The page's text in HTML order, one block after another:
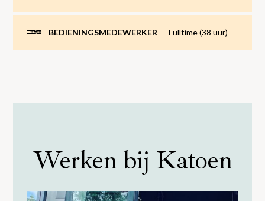
BEDIENINGSMEDEWERKER Fulltime (38 uur)
Werken bij Katoen